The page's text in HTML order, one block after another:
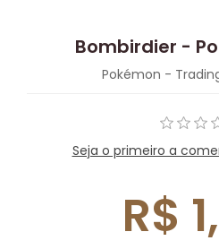
Bombirdier -
Pokémon -
Seja o primeiro a
R$